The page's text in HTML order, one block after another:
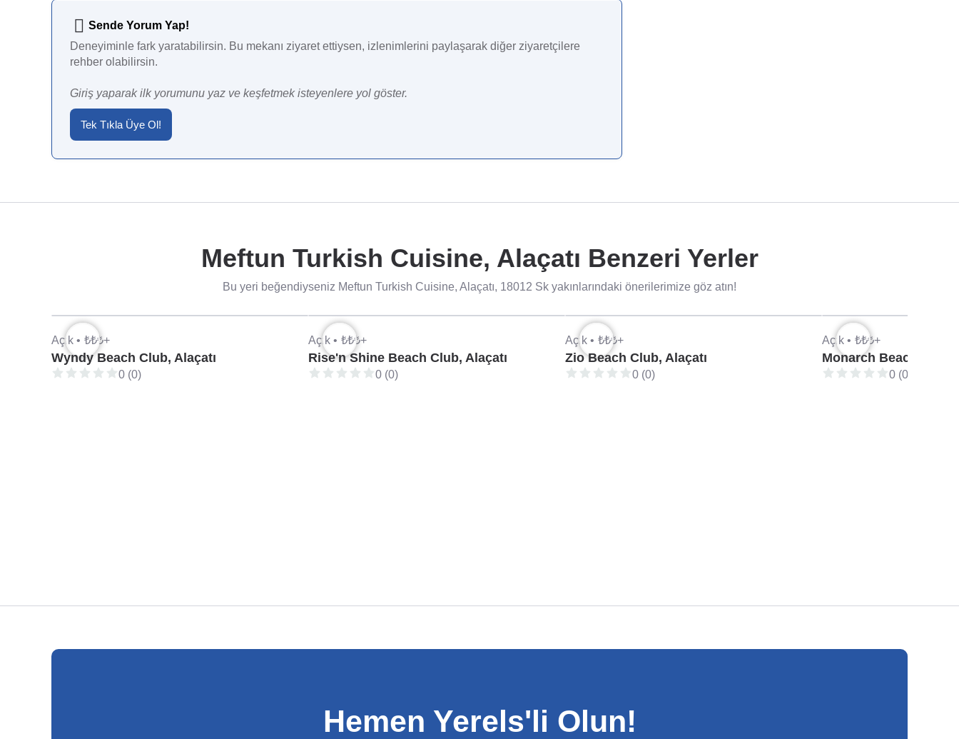
Sende Yorum Yap!
Deneyiminle fark yaratabilirsin. Bu mekanı ziyaret ettiysen, izlenimlerini paylaşarak diğer ziyaretçilere
rehber olabilirsin.
Giriş yaparak ilk yorumunu yaz ve keşfetmek isteyenlere yol göster.
Tek Tıkla Üye Ol!
Meftun Turkish Cuisine, Alaçatı Benzeri Yerler
Bu yeri beğendiyseniz Meftun Turkish Cuisine, Alaçatı, 18012 Sk yakınlarındaki önerilerimize göz atın!
Açık • ₺₺₺+
Wyndy Beach Club, Alaçatı
0 (0)
Açık • ₺₺₺+
Rise'n Shine Beach Club, Alaçatı
0 (0)
Açık • ₺₺₺+
Zio Beach Club, Alaçatı
0 (0)
Açık • ₺₺₺+
Monarch Beach,
0 (0)
Hemen Yerels'li Olun!